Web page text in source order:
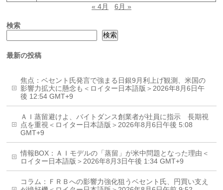
« 4月
6月 »
検索
検索
最新の投稿
焦点：ベセント氏発言で強まる日銀9月利上げ観測、米国の
影響力拡大に懸念も＜ロイター日本語版＞2026年8月6日午
後 12:54 GMT+9
ＡＩ蒸留避けよ、バイトダンス創業者が社員に指示 長期視
点を重視＜ロイター日本語版＞2026年8月6日午後 5:08
GMT+9
情報BOX：ＡＩモデルの「蒸留」が米中問題となった理由＜
ロイター日本語版＞2026年8月3日午後 1:34 GMT+9
コラム：ＦＲＢへの影響力強化狙うベセント氏、円買い支え